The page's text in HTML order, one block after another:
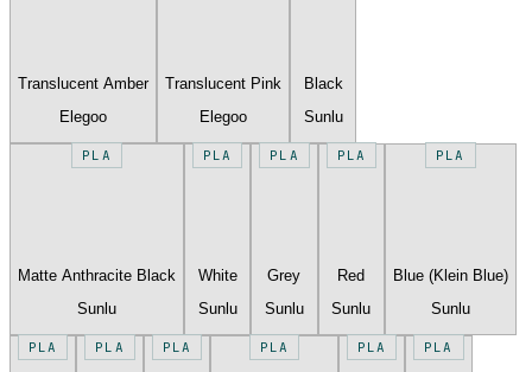
Translucent Amber
Elegoo
Translucent Pink
Elegoo
Black
Sunlu
PLA
Matte Anthracite Black
Sunlu
PLA
White
Sunlu
PLA
Grey
Sunlu
PLA
Red
Sunlu
PLA
Blue (Klein Blue)
Sunlu
PLA PLA PLA PLA PLA PLA